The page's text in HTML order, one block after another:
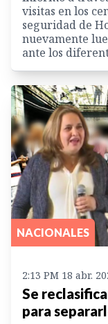
visitas en los
seguridad de
nuevamente
ante los
NACIONALES
2:13 PM 18 abr.
Se
para